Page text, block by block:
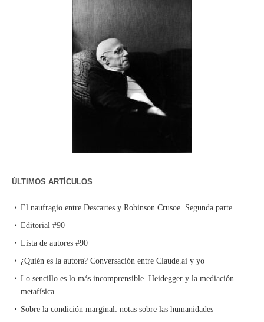
ÚLTIMOS ARTÍCULOS
El naufragio entre Descartes y Robinson Crusoe. Segunda parte
Editorial #90
Lista de autores #90
¿Quién es la autora? Conversación entre Claude.ai y yo
Lo sencillo es lo más incomprensible. Heidegger y la mediación
metafísica
Sobre la condición marginal: notas sobre las humanidades